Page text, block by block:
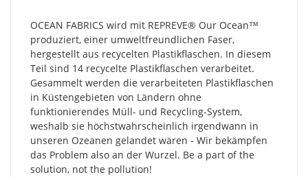
OCEAN FABRICS wird mit REPREVE®️ Our Ocean™
produziert, einer umweltfreundlichen Faser,
hergestellt aus recycelten Plastikflaschen. In diesem
Teil sind 14 recycelte Plastikflaschen verarbeitet.
Gesammelt werden die verarbeiteten Plastikflaschen
in Küstengebieten von Ländern ohne
funktionierendes Müll- und Recycling-System,
weshalb sie höchstwahrscheinlich irgendwann in
unseren Ozeanen gelandet wären - Wir bekämpfen
das Problem also an der Wurzel. Be a part of the
solution, not the pollution!